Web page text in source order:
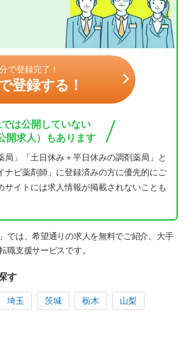
で登録完了！
登録する！
は公開していない
開求人）もあります
局」「土日休み＋平日休みの調剤薬局」と
ナビ薬剤師」に登録済みの方に優先的にご
サイトには求人情報が掲載されないことも
では、希望通りの求人を無料でご紹介。大手
職支援サービスです。
す
埼玉 茨城 栃木 山梨